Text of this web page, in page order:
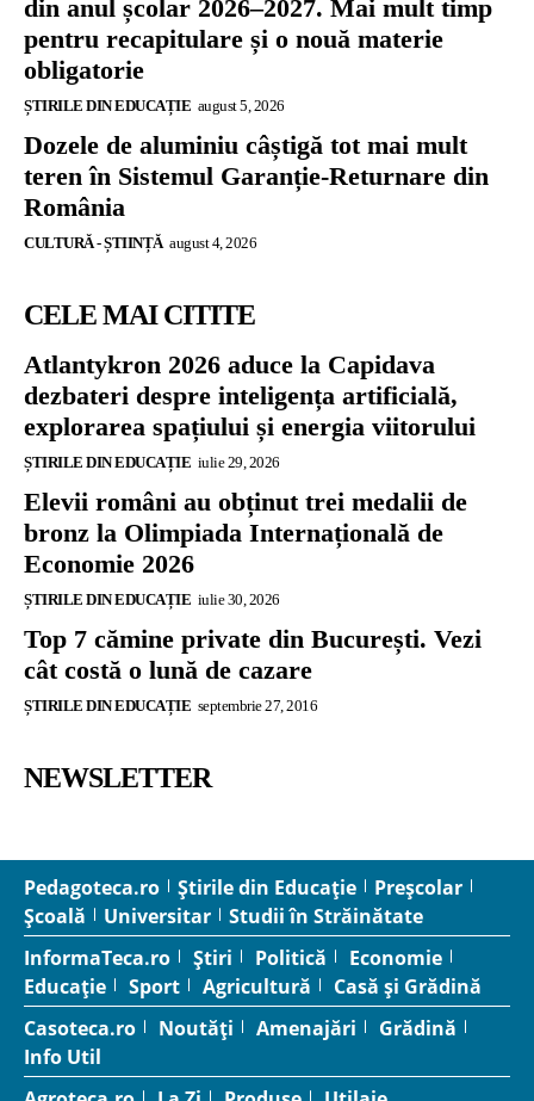
din anul școlar 2026–2027. Mai mult timp
pentru recapitulare și o nouă materie
obligatorie
ȘTIRILE DIN EDUCAȚIE august 5, 2026
Dozele de aluminiu câștigă tot mai mult
teren în Sistemul Garanție-Returnare din
România
CULTURĂ - ȘTIINȚĂ august 4, 2026
CELE MAI CITITE
Atlantykron 2026 aduce la Capidava
dezbateri despre inteligența artificială,
explorarea spațiului și energia viitorului
ȘTIRILE DIN EDUCAȚIE iulie 29, 2026
Elevii români au obținut trei medalii de
bronz la Olimpiada Internațională de
Economie 2026
ȘTIRILE DIN EDUCAȚIE iulie 30, 2026
Top 7 cămine private din București. Vezi
cât costă o lună de cazare
ȘTIRILE DIN EDUCAȚIE septembrie 27, 2016
NEWSLETTER
Pedagoteca.ro Știrile din Educație
Preșcolar
Școală
Universitar
Studii în Străinătate
InformaTeca.ro
Știri Politică
Economie
Educație
Sport Agricultură
Casă și Grădină
Casoteca.ro
Noutăți Amenajări
Grădină
Info Util